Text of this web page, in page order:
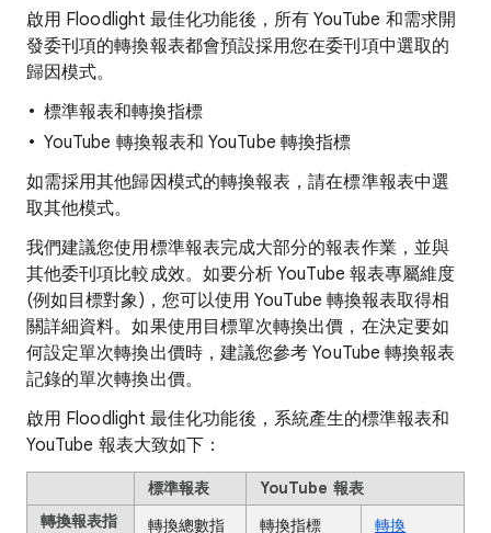
啟用 Floodlight 最佳化功能後，所有 YouTube 和需求開
發委刊項的轉換報表都會預設採用您在委刊項中選取的
歸因模式。
標準報表和轉換指標
YouTube 轉換報表和 YouTube 轉換指標
如需採用其他歸因模式的轉換報表，請在標準報表中選
取其他模式。
我們建議您使用標準報表完成大部分的報表作業，並與
其他委刊項比較成效。如要分析 YouTube 報表專屬維度
(例如目標對象)，您可以使用 YouTube 轉換報表取得相
關詳細資料。如果使用目標單次轉換出價，在決定要如
何設定單次轉換出價時，建議您參考 YouTube 轉換報表
記錄的單次轉換出價。
啟用 Floodlight 最佳化功能後，系統產生的標準報表和
YouTube 報表大致如下：
標準報表
YouTube 報表
轉換報表指
轉換總數指 轉換指標 轉換